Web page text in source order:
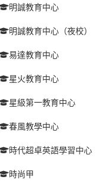
明誠教育中心
明誠教育中心（夜校）
易達教育中心
星火教育中心
星級第一教育中心
春風教學中心
時代超卓英語學習中心
時尚甲